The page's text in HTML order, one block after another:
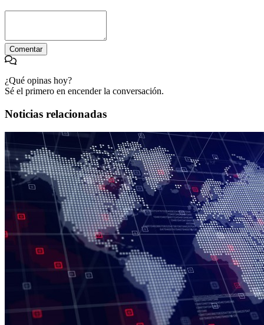
Comentar
¿Qué opinas hoy?
Sé el primero en encender la conversación.
Noticias relacionadas